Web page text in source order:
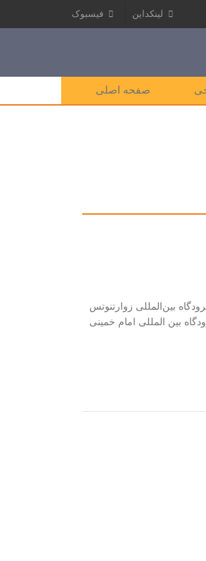
فیسبوک لینکداین
صفحه اصلی
بین‌المللی زوارتنوتس
هواپیما قرودگاه بین المللی امام خمینی